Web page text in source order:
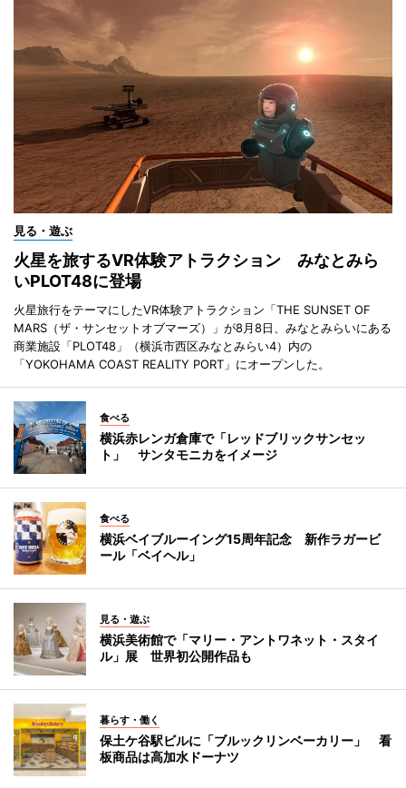
見る・遊ぶ
火星を旅するVR体験アトラクション みなとみら
いPLOT48に登場
火星旅行をテーマにしたVR体験アトラクション「THE SUNSET OF
MARS（ザ・サンセットオブマーズ）」が8月8日、みなとみらいにある
商業施設「PLOT48」（横浜市西区みなとみらい4）内の
「YOKOHAMA COAST REALITY PORT」にオープンした。
食べる
横浜赤レンガ倉庫で「レッドブリックサンセッ
ト」 サンタモニカをイメージ
食べる
横浜ベイブルーイング15周年記念 新作ラガービ
ール「ベイヘル」
見る・遊ぶ
横浜美術館で「マリー・アントワネット・スタイ
ル」展 世界初公開作品も
暮らす・働く
保土ケ谷駅ビルに「ブルックリンベーカリー」 看
板商品は高加水ドーナツ